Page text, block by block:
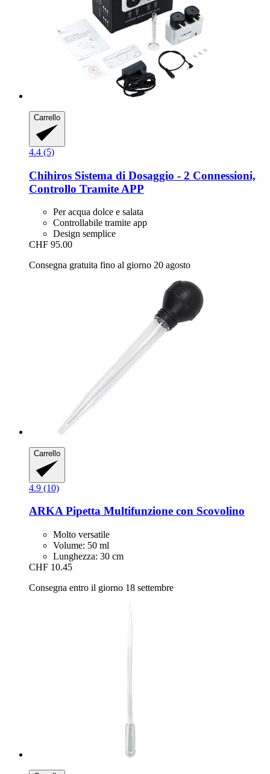
Carrello
4.4 (5)
Chihiros Sistema di Dosaggio -​ 2 Connessioni,
Controllo Tramite APP
Per acqua dolce e salata
Controllabile tramite app
Design semplice
CHF 95.00
Consegna gratuita fino al giorno 20 agosto
Carrello
4.9 (10)
ARKAPipetta Multifunzione con Scovolino
Molto versatile
Volume: 50 ml
Lunghezza: 30 cm
CHF 10.45
Consegna entro il giorno 18 settembre